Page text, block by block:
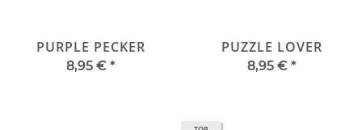
PURPLE PECKER
8,95 € *
PUZZLE LOVER
8,95 € *